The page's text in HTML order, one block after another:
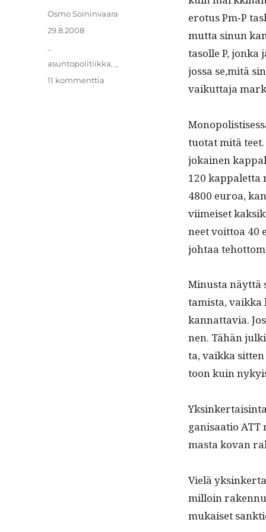
ero­tus Pm‑P
mut­ta sin­un
tasolle P, jon­ka
jos­sa se,mitä
vaikut­ta­ja
tuo­tat mitä
jokainen
120 kap­palet­ta
4800 euroa,
viimeiset
neet voit­toa 40
johtaa
Minus­ta näyt­tä
tamista, vaik­ka
kan­nat­tavia.
nen. Tähän
ta, vaik­ka
toon kuin
gan­isaa­tio
mas­ta kovan
Vielä
mil­loin
mukaiset
Kirjoittaja
Osmo Soininvaara
Julkaistu
29.8.2008
Avainsanat
asuntopolitiikka,
11 kommenttia